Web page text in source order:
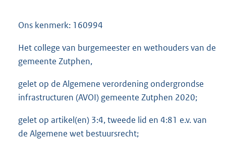
Ons kenmerk: 160994
Het college van burgemeester en wethouders van de
gemeente Zutphen,
gelet op de Algemene verordening ondergrondse
infrastructuren (AVOI) gemeente Zutphen 2020;
gelet op artikel(en) 3:4, tweede lid en 4:81 e.v. van
de Algemene wet bestuursrecht;